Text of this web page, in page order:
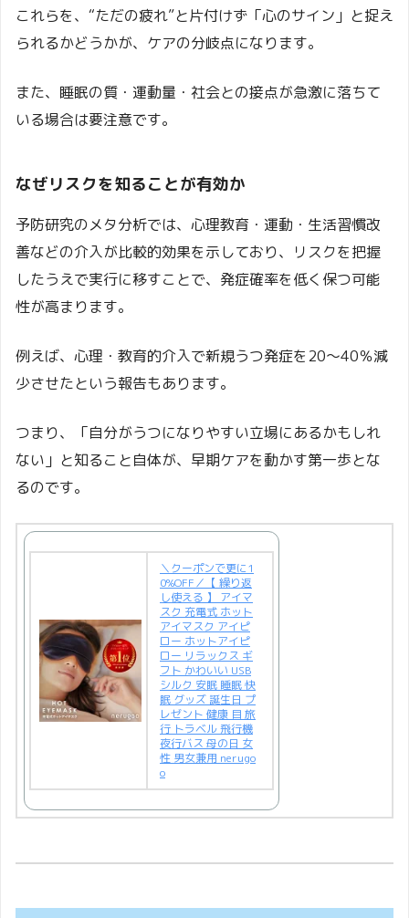
これらを、“ただの疲れ”と片付けず「心のサイン」と捉え
られるかどうかが、ケアの分岐点になります。
また、睡眠の質・運動量・社会との接点が急激に落ちて
いる場合は要注意です。
なぜリスクを知ることが有効か
予防研究のメタ分析では、心理教育・運動・生活習慣改
善などの介入が比較的効果を示しており、リスクを把握
したうえで実行に移すことで、発症確率を低く保つ可能
性が高まります。
例えば、心理・教育的介入で新規うつ発症を20〜40％減
少させたという報告もあります。
つまり、「自分がうつになりやすい立場にあるかもしれ
ない」と知ること自体が、早期ケアを動かす第一歩とな
るのです。
＼クーポンで更に1
0%OFF／【 繰り返
し使える 】 アイマ
スク 充電式 ホット
アイマスク アイピ
ロー ホットアイピ
ロー リラックス ギ
フト かわいい USB
シルク 安眠 睡眠 快
眠 グッズ 誕生日 プ
レゼント 健康 目 旅
行 トラベル 飛行機
夜行バス 母の日 女
性 男女兼用 nerugo
o